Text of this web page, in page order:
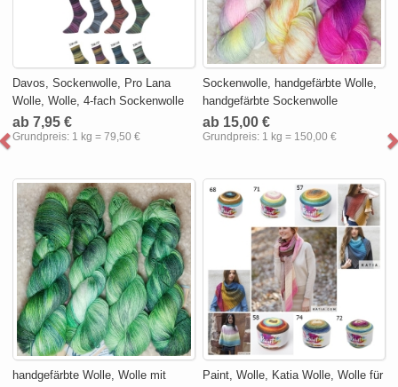
Davos, Sockenwolle, Pro Lana
Wolle, Wolle, 4-fach Sockenwolle
ab 7,95 €
Grundpreis: 1 kg = 79,50 €
Sockenwolle, handgefärbte Wolle,
handgefärbte Sockenwolle
ab 15,00 €
Grundpreis: 1 kg = 150,00 €
handgefärbte Wolle, Wolle mit
Paint, Wolle, Katia Wolle, Wolle für